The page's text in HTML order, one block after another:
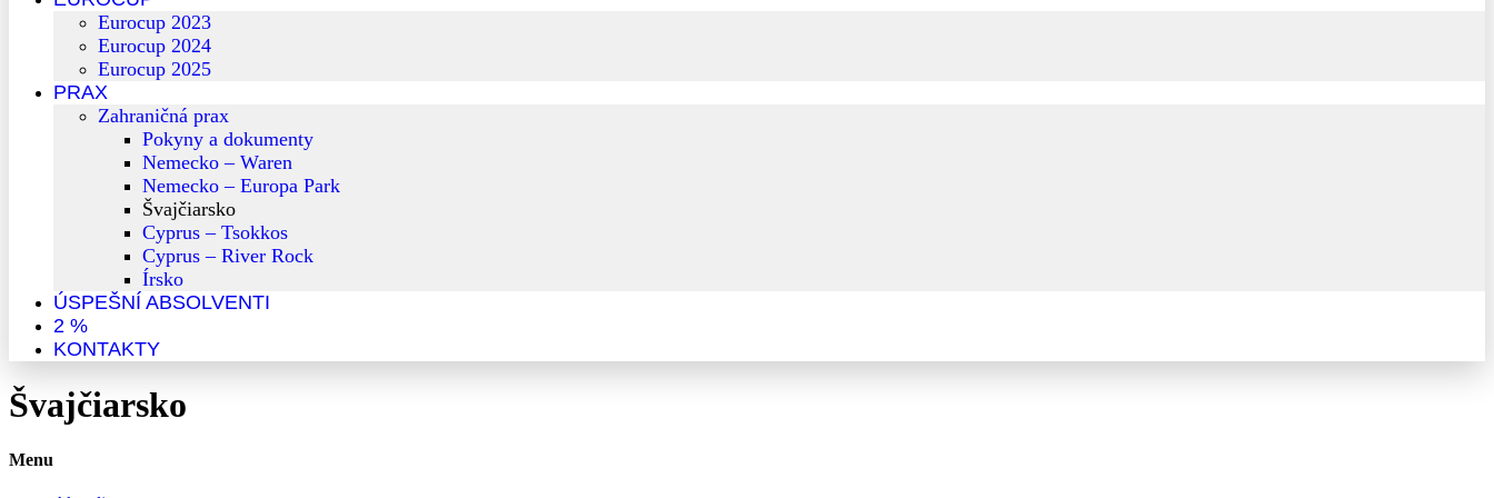
Eurocup 2023
Eurocup 2024
Eurocup 2025
PRAX
Zahraničná prax
Pokyny a dokumenty
Nemecko – Waren
Nemecko – Europa Park
Švajčiarsko
Cyprus – Tsokkos
Cyprus – River Rock
Írsko
ÚSPEŠNÍ ABSOLVENTI
2 %
KONTAKTY
Švajčiarsko
Menu